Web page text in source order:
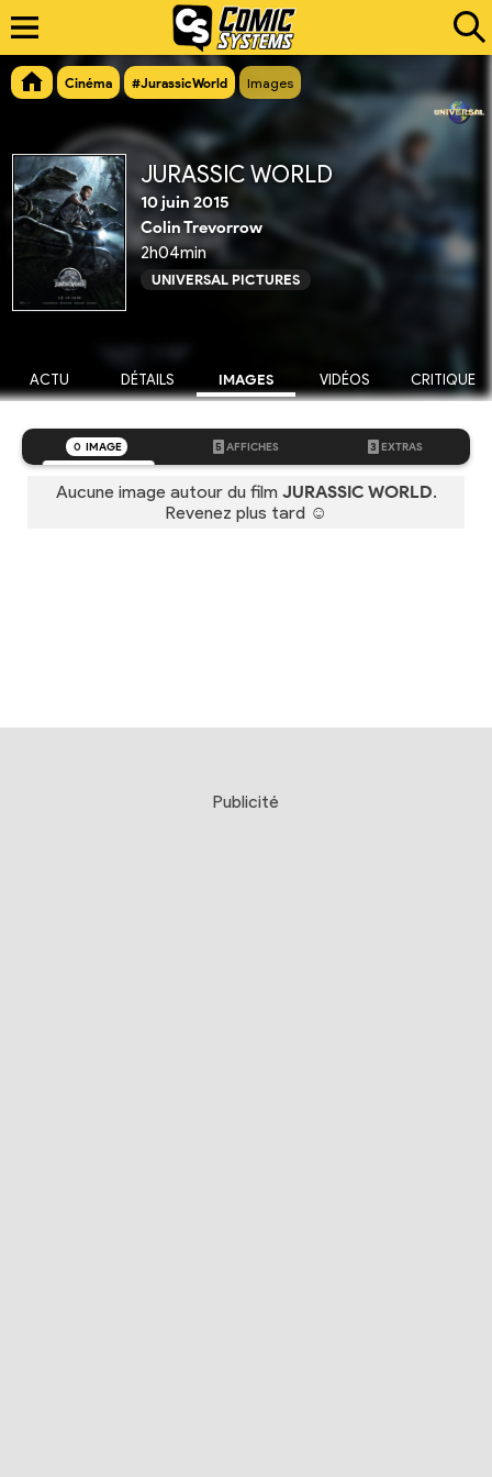
Cinéma #JurassicWorld Images
JURASSIC WORLD
10 juin 2015
Colin Trevorrow
2h04min
UNIVERSAL PICTURES
ACTU DÉTAILS IMAGES VIDÉOS CRITIQUE
0 IMAGE 5 AFFICHES 3 EXTRAS
Aucune image autour du film JURASSIC WORLD.
Revenez plus tard ☺
Publicité